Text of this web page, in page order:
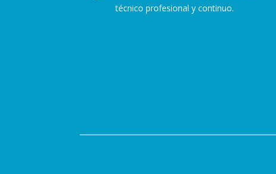
técnico profesional y continuo.